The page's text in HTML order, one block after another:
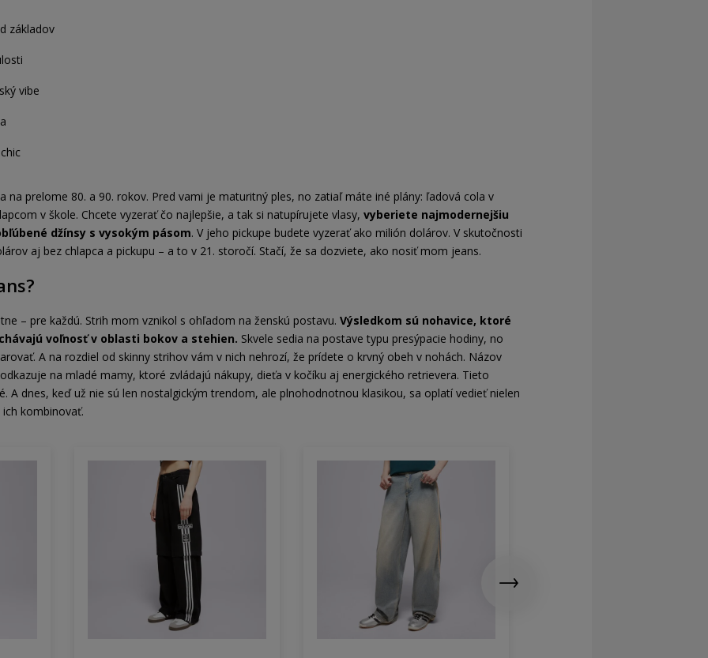
základov
vibe
na prelome 80. a 90. rokov. Pred vami je maturitný ples, no zatiaľ máte iné plány: ľadová cola v
v škole. Chcete vyzerať čo najlepšie, a tak si natupírujete vlasy, vyberiete najmodernejšiu
džínsy s vysokým pásom. V jeho pickupe budete vyzerať ako milión dolárov. V skutočnosti
aj bez chlapca a pickupu – a to v 21. storočí. Stačí, že sa dozviete, ako nosiť mom jeans.
– pre každú. Strih mom vznikol s ohľadom na ženskú postavu. Výsledkom sú nohavice, ktoré
voľnosť v oblasti bokov a stehien. Skvele sedia na postave typu presýpacie hodiny, no
A na rozdiel od skinny strihov vám v nich nehrozí, že prídete o krvný obeh v nohách. Názov
na mladé mamy, ktoré zvládajú nákupy, dieťa v kočíku aj energického retrievera. Tieto
A dnes, keď už nie sú len nostalgickým trendom, ale plnohodnotnou klasikou, sa oplatí vedieť nielen
kombinovať.